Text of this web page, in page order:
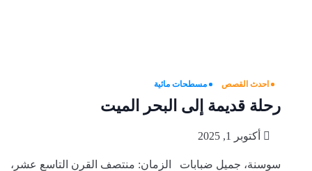
احدث القصص مسطحات مائية
رحلة قديمة إلى البحر الميت
أكتوبر 1, 2025
سوسنة، جميل ضبابات الزمان: منتصف القرن التاسع عشر،